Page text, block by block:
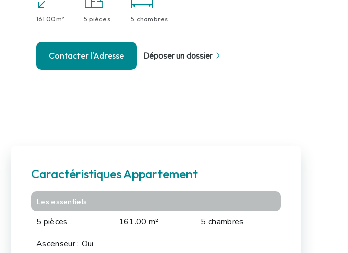
161.00m² 5 pièces 5 chambres
Contacter l'Adresse Déposer un dossier
Caractéristiques Appartement
Les essentiels
5 pièces 161.00 m²
5 chambres
Ascenseur : Oui